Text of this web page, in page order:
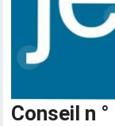
Conseil n